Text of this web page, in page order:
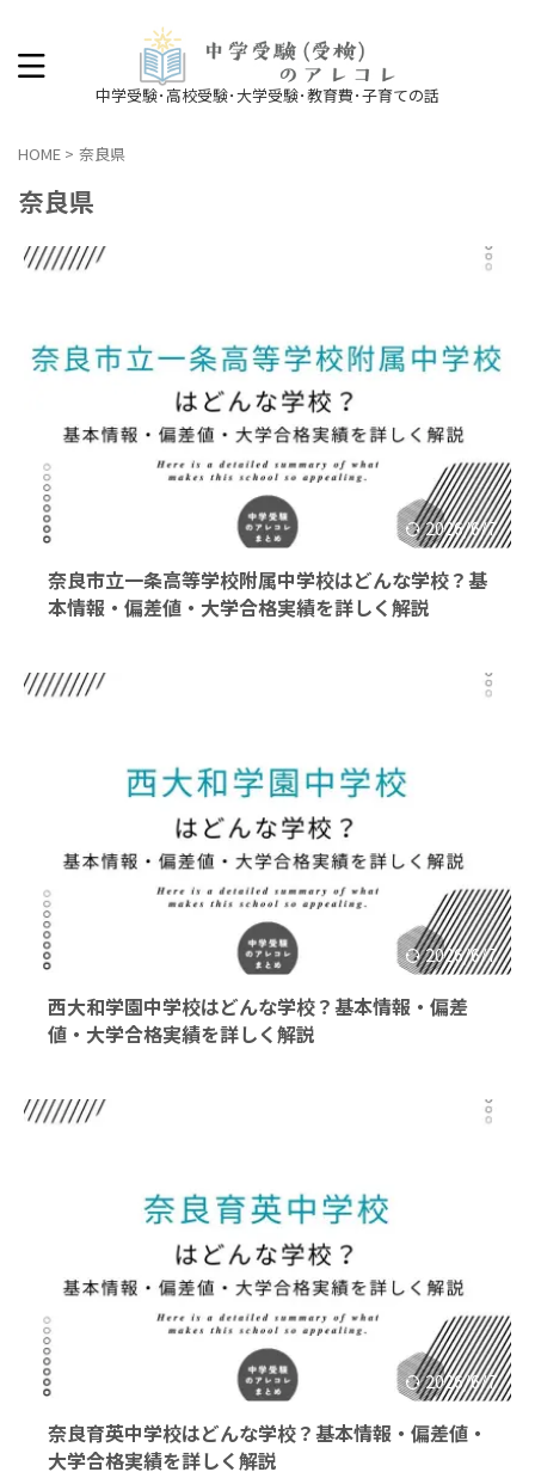
中学受験･高校受験･大学受験･教育費･子育ての話
HOME > 奈良県
奈良県
2026/6/7
奈良市立一条高等学校附属中学校はどんな学校？基
本情報・偏差値・大学合格実績を詳しく解説
2026/6/7
西大和学園中学校はどんな学校？基本情報・偏差
値・大学合格実績を詳しく解説
2026/6/7
奈良育英中学校はどんな学校？基本情報・偏差値・
大学合格実績を詳しく解説